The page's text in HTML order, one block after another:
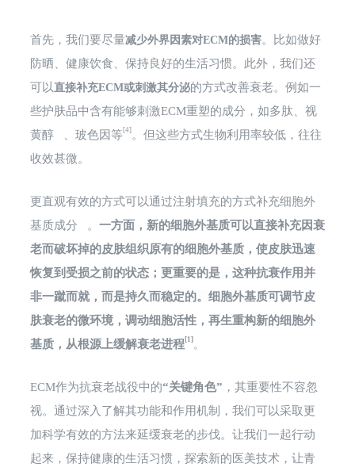
首先，我们要尽量减少外界因素对ECM的损害。比如做好
防晒、健康饮食、保持良好的生活习惯。此外，我们还
可以直接补充ECM或刺激其分泌的方式改善衰老。例如一
些护肤品中含有能够刺激ECM重塑的成分，如多肽、 视
黄醇
、玻色因等[4] 。但这些方式生物利用率较低，往往
收效甚微。
更直观有效的方式可以通过注射填充的方式补充细胞外
基质成分
。 一方面，新的细胞外基质可以直接补充因衰
老而破坏掉的皮肤组织原有的细胞外基质，使皮肤迅速
恢复到受损之前的状态； 更重要的是，这种抗衰作用并
非一蹴而就，而是持久而稳定的。 细胞外基质可调节皮
肤衰老的微环境，调动细胞活性，再生重构新的细胞外
基质，从根源上缓解衰老进程[1] 。
ECM作为抗衰老战役中的“关键角色” ，其重要性不容忽
视。通过深入了解其功能和作用机制，我们可以采取更
加科学有效的方法来延缓衰老的步伐。让我们一起行动
起来，保持健康的生活习惯，探索新的医美技术，让青